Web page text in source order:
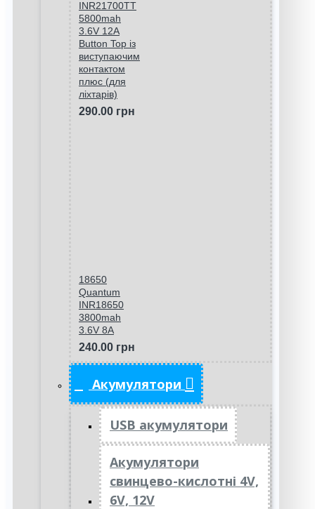
INR21700TT
5800mah
3.6V 12A
Button Top із
виступаючим
контактом
плюс (для
ліхтарів)
290.00 грн
18650
Quantum
INR18650
3800mah
3.6V 8A
240.00 грн
Акумулятори
USB акумулятори
Акумулятори
свинцево-кислотні 4V,
6V, 12V